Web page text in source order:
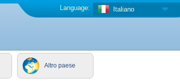
Italiano
Language:
Altro paese